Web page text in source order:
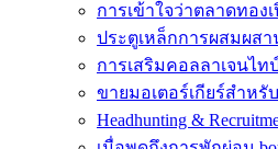
การเข้าใจว่าตลาดทอง
ประตูเหล็กการผสมผส
การเสริมคอลลาเจนไ
ขายมอเตอร์เกียร์สำห
Headhunting &